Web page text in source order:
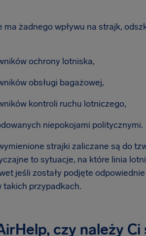
ma żadnego wpływu na strajk,
ochrony lotniska,
obsługi bagażowej,
kontroli ruchu lotniczego,
niepokojami politycznymi.
strajki zaliczane są do
to sytuacje, na które linia
jeśli zostały podjęte
przypadkach.
czy należy